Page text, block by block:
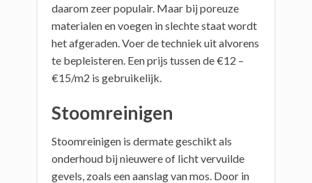
daarom zeer populair. Maar bij poreuze
materialen en voegen in slechte staat wordt
het afgeraden. Voer de techniek uit alvorens
te bepleisteren. Een prijs tussen de €12 –
€15/m2 is gebruikelijk.
Stoomreinigen
Stoomreinigen is dermate geschikt als
onderhoud bij nieuwere of licht vervuilde
gevels, zoals een aanslag van mos. Door in